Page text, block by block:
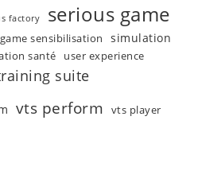
factory serious game
sensibilisation simulation
santé user experience
suite
vts perform vts player